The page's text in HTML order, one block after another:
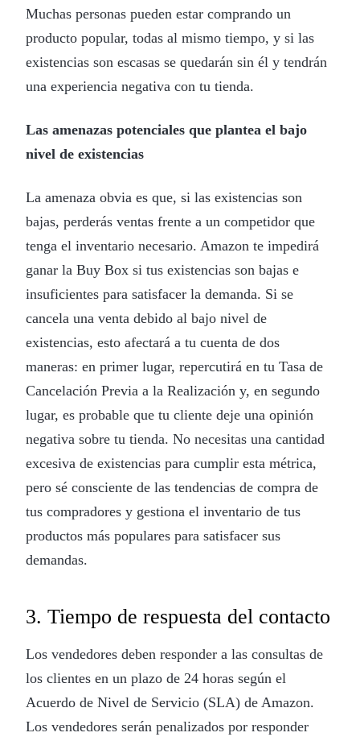
Muchas personas pueden estar comprando un
producto popular, todas al mismo tiempo, y si las
existencias son escasas se quedarán sin él y tendrán
una experiencia negativa con tu tienda.
Las amenazas potenciales que plantea el bajo
nivel de existencias
La amenaza obvia es que, si las existencias son
bajas, perderás ventas frente a un competidor que
tenga el inventario necesario. Amazon te impedirá
ganar la Buy Box si tus existencias son bajas e
insuficientes para satisfacer la demanda. Si se
cancela una venta debido al bajo nivel de
existencias, esto afectará a tu cuenta de dos
maneras: en primer lugar, repercutirá en tu Tasa de
Cancelación Previa a la Realización y, en segundo
lugar, es probable que tu cliente deje una opinión
negativa sobre tu tienda. No necesitas una cantidad
excesiva de existencias para cumplir esta métrica,
pero sé consciente de las tendencias de compra de
tus compradores y gestiona el inventario de tus
productos más populares para satisfacer sus
demandas.
3. Tiempo de respuesta del contacto
Los vendedores deben responder a las consultas de
los clientes en un plazo de 24 horas según el
Acuerdo de Nivel de Servicio (SLA) de Amazon.
Los vendedores serán penalizados por responder